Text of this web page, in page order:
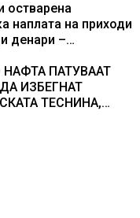
остварена
наплата на приходи
денари –
ПАТУВААТ
ИЗБЕГНАТ
ТЕСНИНА,